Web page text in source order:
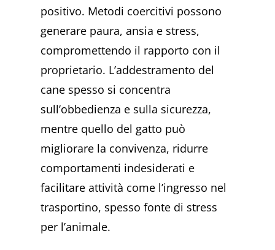
positivo. Metodi coercitivi possono
generare paura, ansia e stress,
compromettendo il rapporto con il
proprietario. L’addestramento del
cane spesso si concentra
sull’obbedienza e sulla sicurezza,
mentre quello del gatto può
migliorare la convivenza, ridurre
comportamenti indesiderati e
facilitare attività come l’ingresso nel
trasportino, spesso fonte di stress
per l’animale.